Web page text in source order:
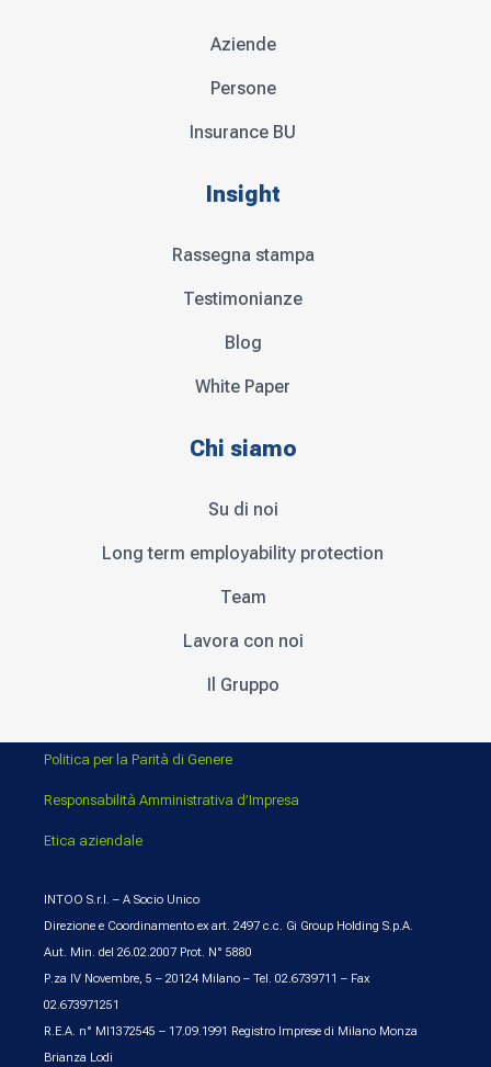
Aziende
Persone
Insurance BU
Insight
Rassegna stampa
Testimonianze
Blog
White Paper
Chi siamo
Su di noi
Long term employability protection
Team
Lavora con noi
Il Gruppo
Politica per la Parità di Genere
Responsabilità Amministrativa d’Impresa
Etica aziendale
INTOO S.r.l. – A Socio Unico
Direzione e Coordinamento ex art. 2497 c.c. Gi Group Holding S.p.A.
Aut. Min. del 26.02.2007 Prot. N° 5880
P.za IV Novembre, 5 – 20124 Milano – Tel. 02.6739711 – Fax
02.673971251
R.E.A. n° MI1372545 – 17.09.1991 Registro Imprese di Milano Monza
Brianza Lodi